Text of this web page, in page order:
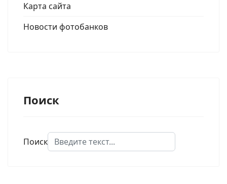
Карта сайта
Новости фотобанков
Поиск
Поиск